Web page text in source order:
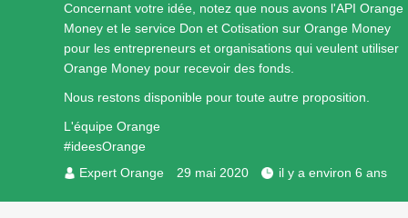
Concernant votre idée, notez que nous avons l'API Orange
Money et le service Don et Cotisation sur Orange Money
pour les entrepreneurs et organisations qui veulent utiliser
Orange Money pour recevoir des fonds.
Nous restons disponible pour toute autre proposition.
L'équipe Orange
#ideesOrange
Expert Orange
29 mai 2020 il y a environ 6 ans